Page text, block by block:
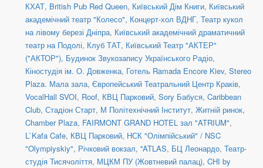
КХАТ, British Pub Red Queen, Київський Дім Книги, Київський
академічний театр "Колесо", Концерт-хол ВДНГ, Театр кукол
на лівому березі Дніпра, Київський академічний драматичний
театр на Подолі, Клуб ТАТ, Київський Театр "АКТЕР"
("АКТОР"), Будинок Звукозапису Українського Радіо,
Кіностудія ім. О. Довженка, Готель Ramada Encore Kiev, Stereo
Plaza. Мала зала, Європейський Театральний Центр Краків,
VocalHall SVOI, Roof, КВЦ Парковий, Sory Бабуся, Caribbean
Club, Стадіон Старт, М Політехнічний Інститут, Житній ринок,
Chamber Plaza, FAIRMONT GRAND HOTEL зал "ATRIUM",
L`Kafa Cafe, КВЦ Парковий, НСК "Олімпійський" / NSC
"Olympiyskiy", Річковий вокзал, ''ATLAS, БЦ Леонардо, Театр-
студія Тисячоліття, МЦКМ ПУ (Жовтневий палац), CHI by